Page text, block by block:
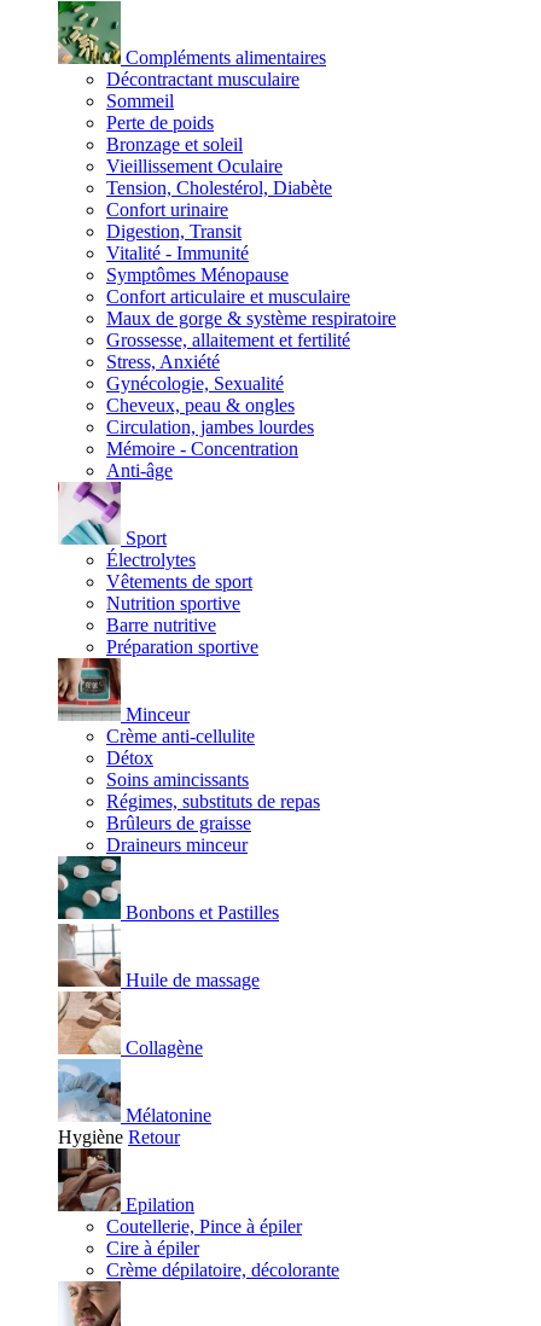
Compléments alimentaires
Décontractant musculaire
Sommeil
Perte de poids
Bronzage et soleil
Vieillissement Oculaire
Tension, Cholestérol, Diabète
Confort urinaire
Digestion, Transit
Vitalité - Immunité
Symptômes Ménopause
Confort articulaire et musculaire
Maux de gorge & système respiratoire
Grossesse, allaitement et fertilité
Stress, Anxiété
Gynécologie, Sexualité
Cheveux, peau & ongles
Circulation, jambes lourdes
Mémoire - Concentration
Anti-âge
Sport
Électrolytes
Vêtements de sport
Nutrition sportive
Barre nutritive
Préparation sportive
Minceur
Crème anti-cellulite
Détox
Soins amincissants
Régimes, substituts de repas
Brûleurs de graisse
Draineurs minceur
Bonbons et Pastilles
Huile de massage
Collagène
Mélatonine
Hygiène Retour
Epilation
Coutellerie, Pince à épiler
Cire à épiler
Crème dépilatoire, décolorante